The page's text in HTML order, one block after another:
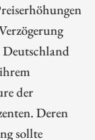
der
Deren
sollte